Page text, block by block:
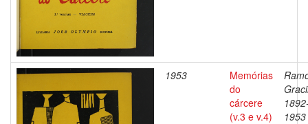
1953
Memórias
do
cárcere
(v.3 e v.4)
1953